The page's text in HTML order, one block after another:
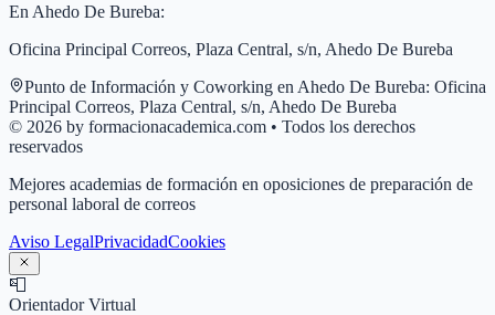
En Ahedo De Bureba:
Oficina Principal Correos, Plaza Central, s/n, Ahedo De Bureba
Punto de Información y Coworking en Ahedo De Bureba: Oficina
Principal Correos, Plaza Central, s/n, Ahedo De Bureba
© 2026 by formacionacademica.com • Todos los derechos
reservados
Mejores academias de formación en oposiciones de preparación de
personal laboral de correos
Aviso LegalPrivacidadCookies
📮
Orientador Virtual